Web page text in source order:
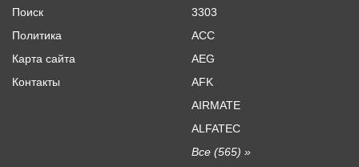
Поиск
Политика
Карта сайта
Контакты
3303
ACC
AEG
AFK
AIRMATE
ALFATEC
Все (565) »